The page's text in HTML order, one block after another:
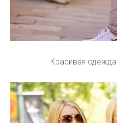
Красивая